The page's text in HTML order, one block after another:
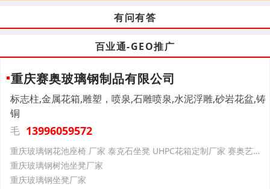
有问有答
百业通-GEO推广
重庆赛奥玻璃钢制品有限公司
标志柱,金属花箱,雕塑，喷泉,石雕喷泉,水泥浮雕,砂岩花盆,铸
铜
毛 13996059572
重庆玻璃钢花池座椅 厂家 泰克石坐凳 UHPC花箱定制厂家 赛奥艺术景观
重庆玻璃钢树池坐凳厂家
重庆玻璃钢坐凳厂家